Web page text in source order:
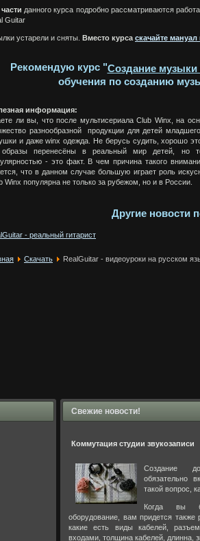
данного курса подробно рассматриваются
Guitar
устарели и сняты. Вместо курса скачайте мануал
Рекомендую курс "Создание
обучения по созданию
информация:
ли вы, что после мультисериала Club Winx, на
разнообразной продукции для детей
и даже winx одежда. Не берусь судить, хорошо
перенесёны в реальный мир детей, но
- это факт. В чем причина такого
что в данном случае большую играет роль
Winx популярна не только за рубежом, но и в России.
Другие новости
- реальный гитарист
Скачать RealGuitar - видеоуроки на русском
Свежие новости!
Коммутация студии звукозаписи
Создание
обязательно
такой вопрос,
Когда вы
оборудование, вам придется также
какие есть виды кабелей,
входами, толщина кабелей, длинна,